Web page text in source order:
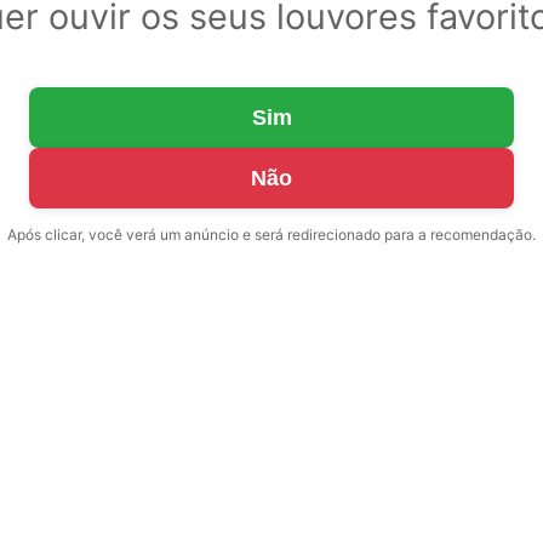
ouvir os seus louvores
Sim
Não
Após clicar, você verá um anúncio e será redirecionado para a recomendação.